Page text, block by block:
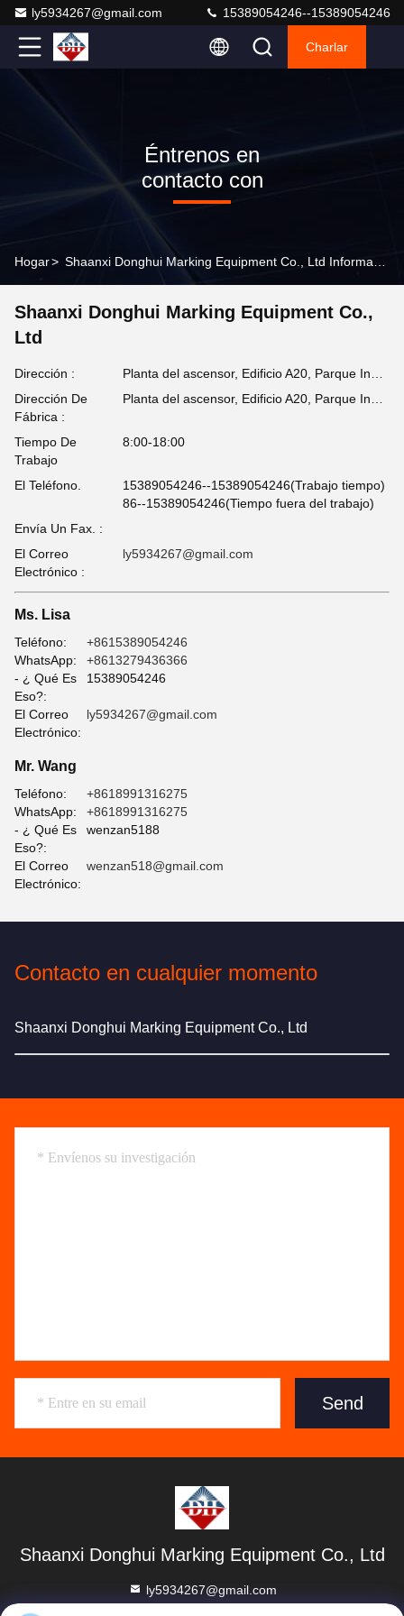
ly5934267@gmail.com 15389054246--15389054246
Charlar
Éntrenos en
contacto con
Hogar>
Shaanxi Donghui Marking Equipment Co.,
Ltd
Dirección :
Dirección De
Fábrica :
Tiempo De
Trabajo
8:00-18:00
El Teléfono.
15389054246--15389054246(Trabajo tiempo)
86--15389054246(Tiempo fuera del trabajo)
Envía Un Fax. :
El Correo
Electrónico :
ly5934267@gmail.com
Ms. Lisa
Teléfono:
+8615389054246
WhatsApp:
+8613279436366
- ¿ Qué Es
Eso?:
15389054246
El Correo
Electrónico:
ly5934267@gmail.com
Mr. Wang
Teléfono:
+8618991316275
WhatsApp:
+8618991316275
- ¿ Qué Es
Eso?:
wenzan5188
El Correo
Electrónico:
wenzan518@gmail.com
Contacto en cualquier momento
Shaanxi Donghui Marking Equipment Co., Ltd
Send
Shaanxi Donghui Marking Equipment Co., Ltd
ly5934267@gmail.com